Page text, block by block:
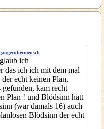
ich
das ich ich mit dem mal
echt keinen Plan,
gefunden, kam recht
Plan ! und Blödsinn hatt
(war damals 16) auch
Blödsinn der echt